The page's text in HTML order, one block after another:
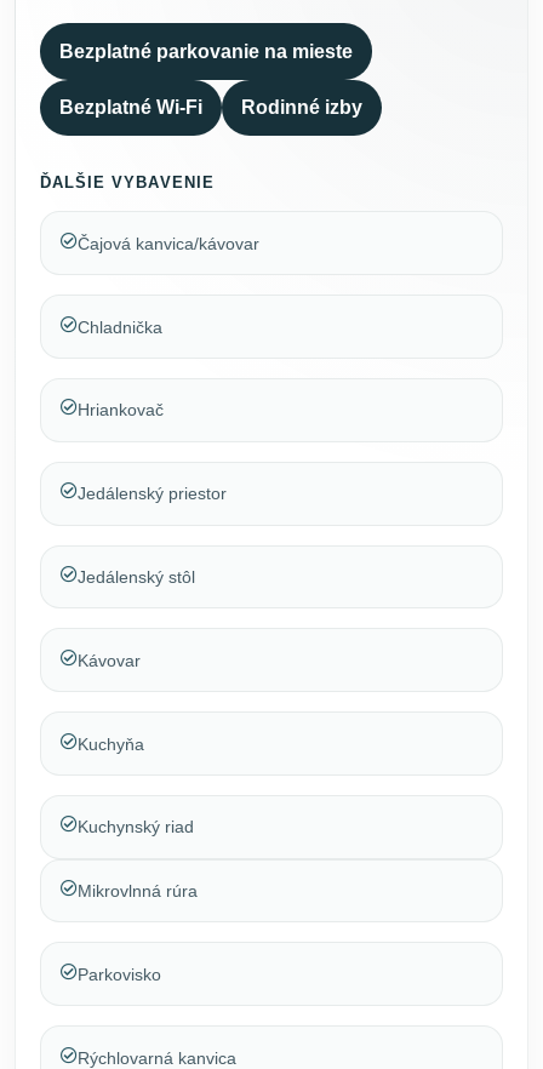
Bezplatné parkovanie na mieste
Bezplatné Wi-Fi Rodinné izby
ĎALŠIE VYBAVENIE
Čajová kanvica/kávovar
Chladnička
Hriankovač
Jedálenský priestor
Jedálenský stôl
Kávovar
Kuchyňa
Kuchynský riad
Mikrovlnná rúra
Parkovisko
Rýchlovarná kanvica